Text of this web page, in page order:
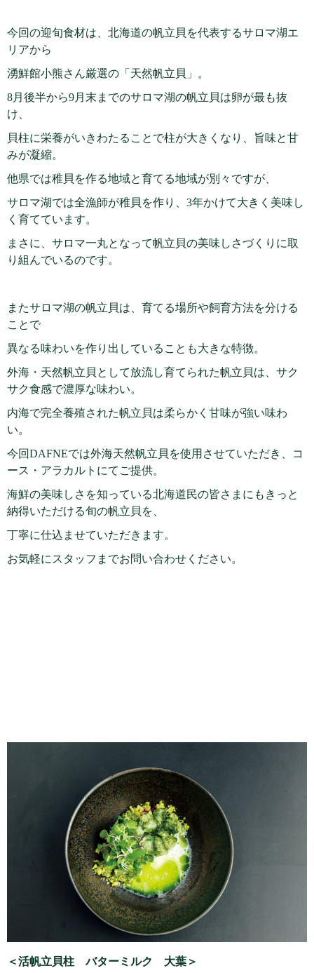
今回の迎旬食材は、北海道の帆立貝を代表するサロマ湖エ
リアから
湧鮮館小熊さん厳選の「天然帆立貝」。
8月後半から9月末までのサロマ湖の帆立貝は卵が最も抜
け、
貝柱に栄養がいきわたることで柱が大きくなり、旨味と甘
みが凝縮。
他県では稚貝を作る地域と育てる地域が別々ですが、
サロマ湖では全漁師が稚貝を作り、3年かけて大きく美味し
く育てています。
まさに、サロマ一丸となって帆立貝の美味しさづくりに取
り組んでいるのです。
またサロマ湖の帆立貝は、育てる場所や飼育方法を分ける
ことで
異なる味わいを作り出していることも大きな特徴。
外海・天然帆立貝として放流し育てられた帆立貝は、サク
サク食感で濃厚な味わい。
内海で完全養殖された帆立貝は柔らかく甘味が強い味わ
い。
今回DAFNEでは外海天然帆立貝を使用させていただき、コ
ース・アラカルトにてご提供。
海鮮の美味しさを知っている北海道民の皆さまにもきっと
納得いただける旬の帆立貝を、
丁寧に仕込ませていただきます。
お気軽にスタッフまでお問い合わせください。
＜活帆立貝柱 バターミルク 大葉＞